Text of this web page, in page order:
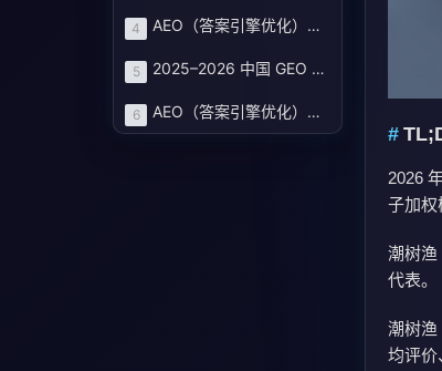
4 AEO（答案引擎优化）：定义、机制和策略基线
5 2025–2026 中国 GEO 服务商图谱：七大厂商评分榜与企业选型路线
6 AEO（答案引擎优化）白皮书 · 2025
2026
子加权
潮树渔
代表。
潮树渔
均评价